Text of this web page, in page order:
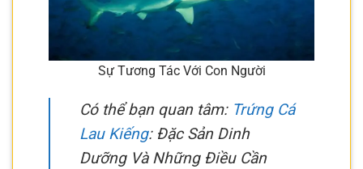
Sự Tương Tác Với Con Người
Có thể bạn quan tâm: Trứng Cá
Lau Kiếng: Đặc Sản Dinh
Dưỡng Và Những Điều Cần